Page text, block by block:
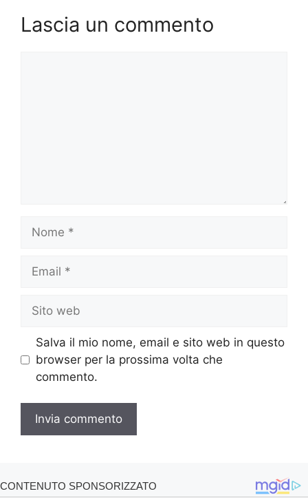
Lascia un commento
web
Salva il mio nome, email e sito web in questo
browser per la prossima volta che
commento.